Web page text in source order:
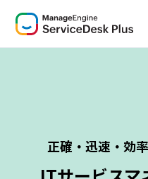
正確・迅速・効